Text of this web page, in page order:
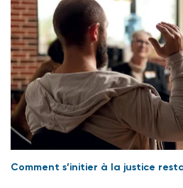
Comment s’initier à la justice